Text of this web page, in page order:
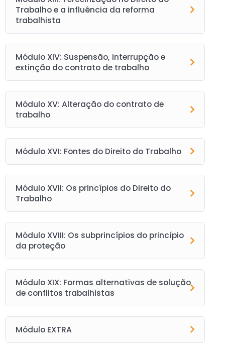
Trabalho e a influência da reforma
trabalhista
Módulo XIV: Suspensão, interrupção e
extinção do contrato de trabalho
Módulo XV: Alteração do contrato de
trabalho
Módulo XVI: Fontes do Direito do Trabalho
Módulo XVII: Os princípios do Direito do
Trabalho
Módulo XVIII: Os subprincípios do princípio
da proteção
Módulo XIX: Formas alternativas de solução
de conflitos trabalhistas
Módulo EXTRA